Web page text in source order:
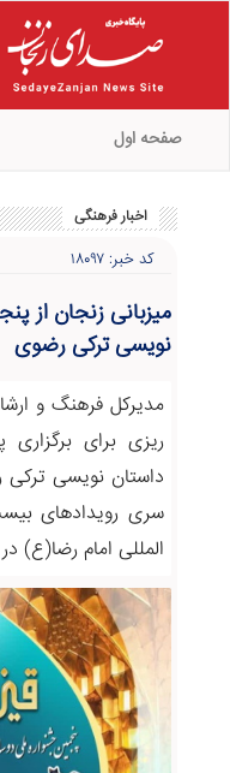
صفحه اول
اخبار فرهنگی
کد خبر: ۱۸۰۹۷
میزبانی زنجان از
نویسی ترکی رضوی
مدیرکل فرهنگ و
ریزی برای
داستان نویسی ترکی
سری رویدادهای
المللی امام رضا(ع)